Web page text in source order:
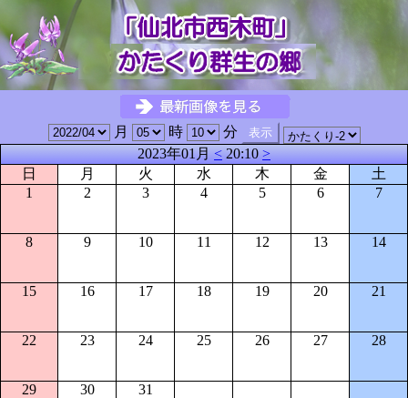
月 時
分
2023年01月<20:10>
日
月 火 水 木 金
土
1
2 3 4 5 6 7
8 9 10 11 12 13 14
15 16 17 18 19 20 21
22 23 24 25 26 27 28
29 30 31